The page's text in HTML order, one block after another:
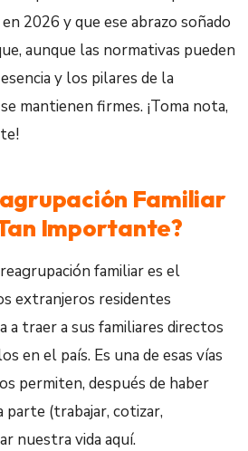
2026 y que ese abrazo soñado
aunque las normativas pueden
y los pilares de la
mantienen firmes. ¡Toma nota,
Familiar
Importante?
familiar es el
extranjeros residentes
a traer a sus familiares directos
en el país. Es una de esas vías
permiten, después de haber
(trabajar, cotizar,
nuestra vida aquí.